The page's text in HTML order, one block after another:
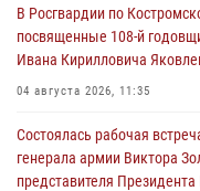
В Росгвардии по
посвященные 108-й
Ивана Кирилловича
04 августа 2026, 11:35
Состоялась рабочая
генерала армии Виктора
представителя